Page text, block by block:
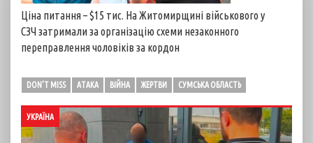
Ціна питання – $15 тис. На Житомирщині військового у
СЗЧ затримали за організацію схеми незаконного
переправлення чоловіків за кордон
DON'T MISS АТАКА ВІЙНА ЖЕРТВИ СУМСЬКА ОБЛАСТЬ
УКРАЇНА